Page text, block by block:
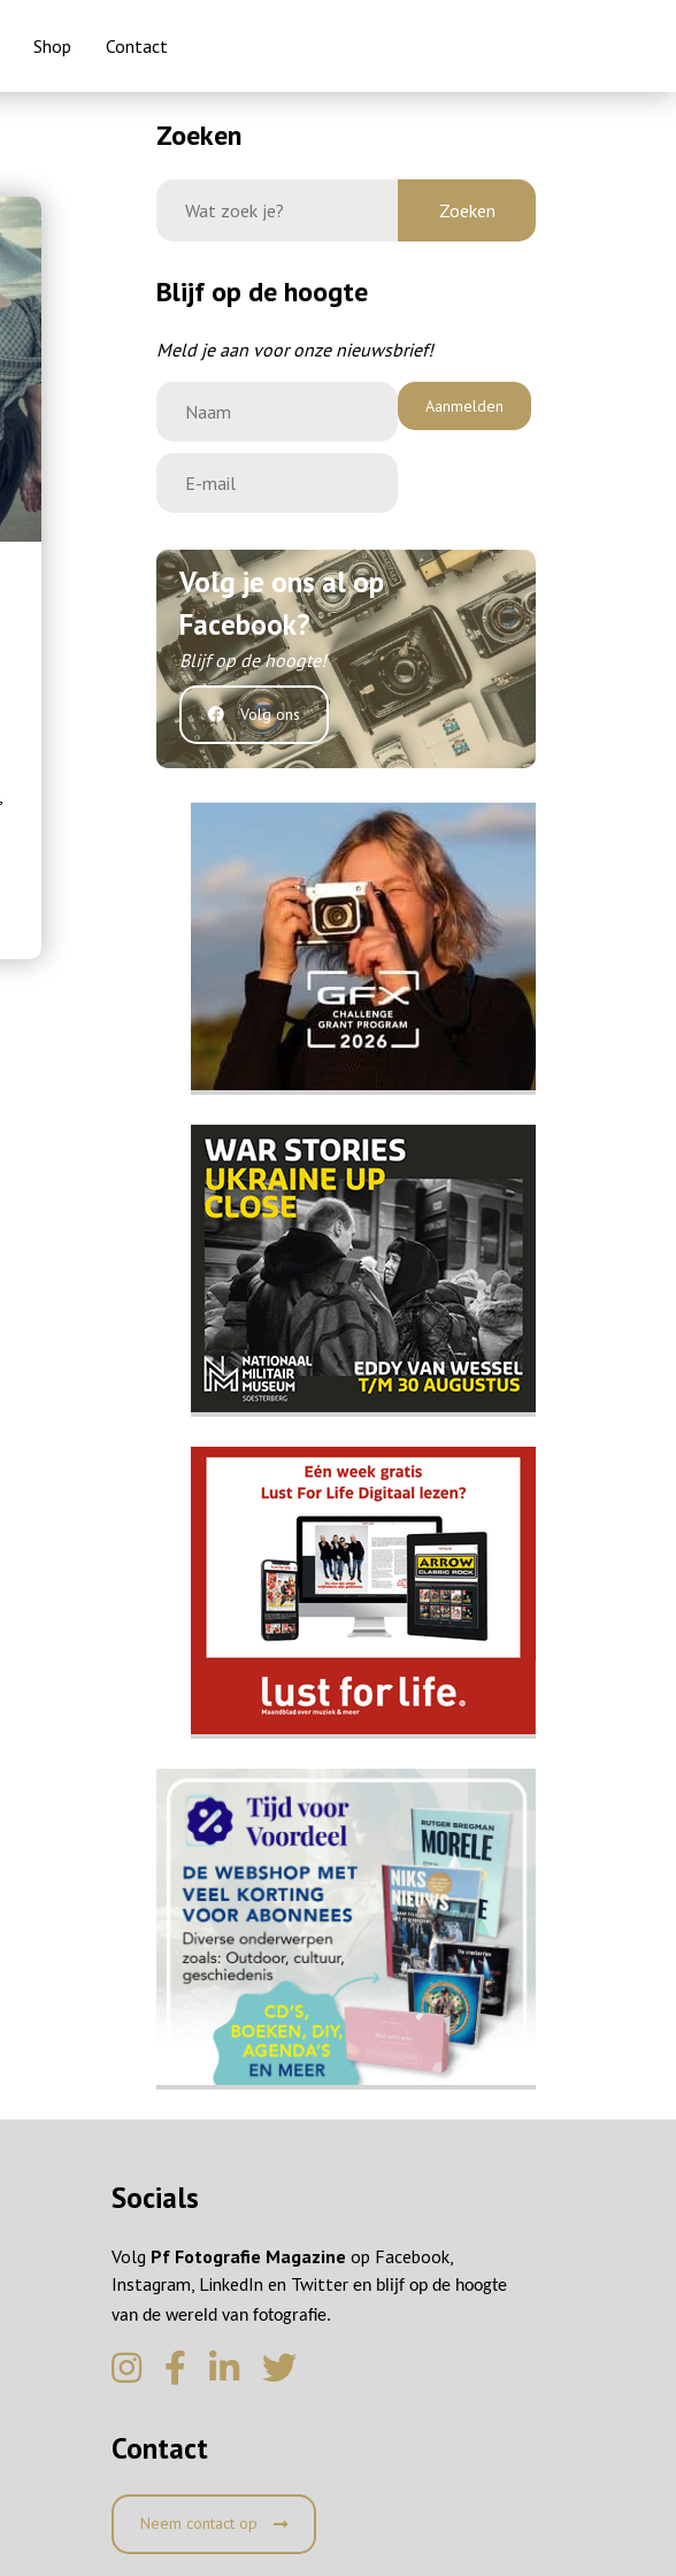
Shop Contact
Zoeken
Blijf op de hoogte
Meld je aan voor onze nieuwsbrief!
Aanmelden
Volg je ons al op
Facebook?
Blijf op de hoogte!
Volg ons
Socials
Volg Pf Fotografie Magazine op Facebook,
Instagram, LinkedIn en Twitteren blijf op de hoogte
van de wereld van fotografie.
Contact
Neem contact op